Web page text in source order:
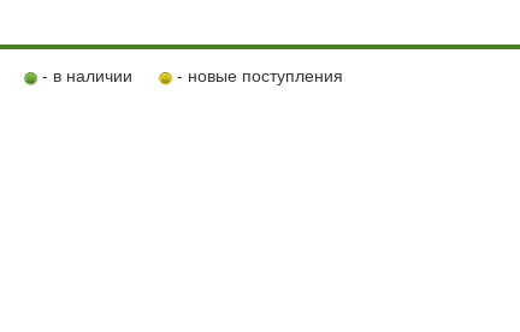
- в наличии - новые поступления